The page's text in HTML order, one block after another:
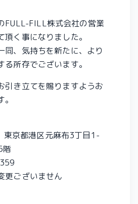
FULL-FILL株式会社の営業
く事になりました。
同、気持ちを新たに、より
所存でございます。
引き立てを賜りますようお
京都港区元麻布3丁目1-
階
ございません